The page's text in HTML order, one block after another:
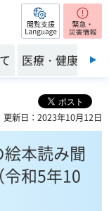
閲覧支援
医療・健康・福
更新日：2023年10月12日
本読み聞
和5年10